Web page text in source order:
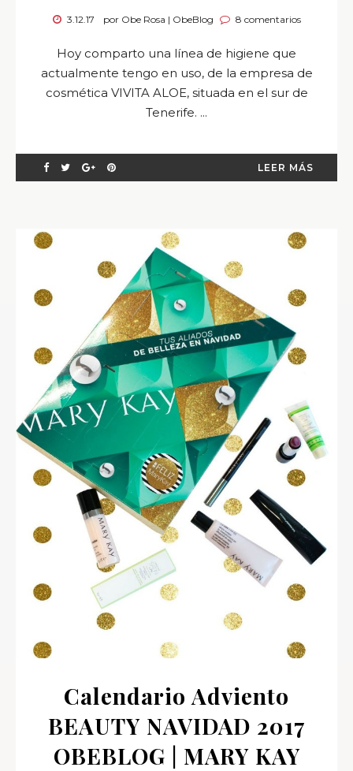
3.12.17 por Obe Rosa | ObeBlog 8 comentarios
Hoy comparto una línea de higiene que
actualmente tengo en uso, de la empresa de
cosmética VIVITA ALOE, situada en el sur de
Tenerife. ...
LEER MÁS
Calendario Adviento
BEAUTY NAVIDAD 2017
OBEBLOG | MARY KAY